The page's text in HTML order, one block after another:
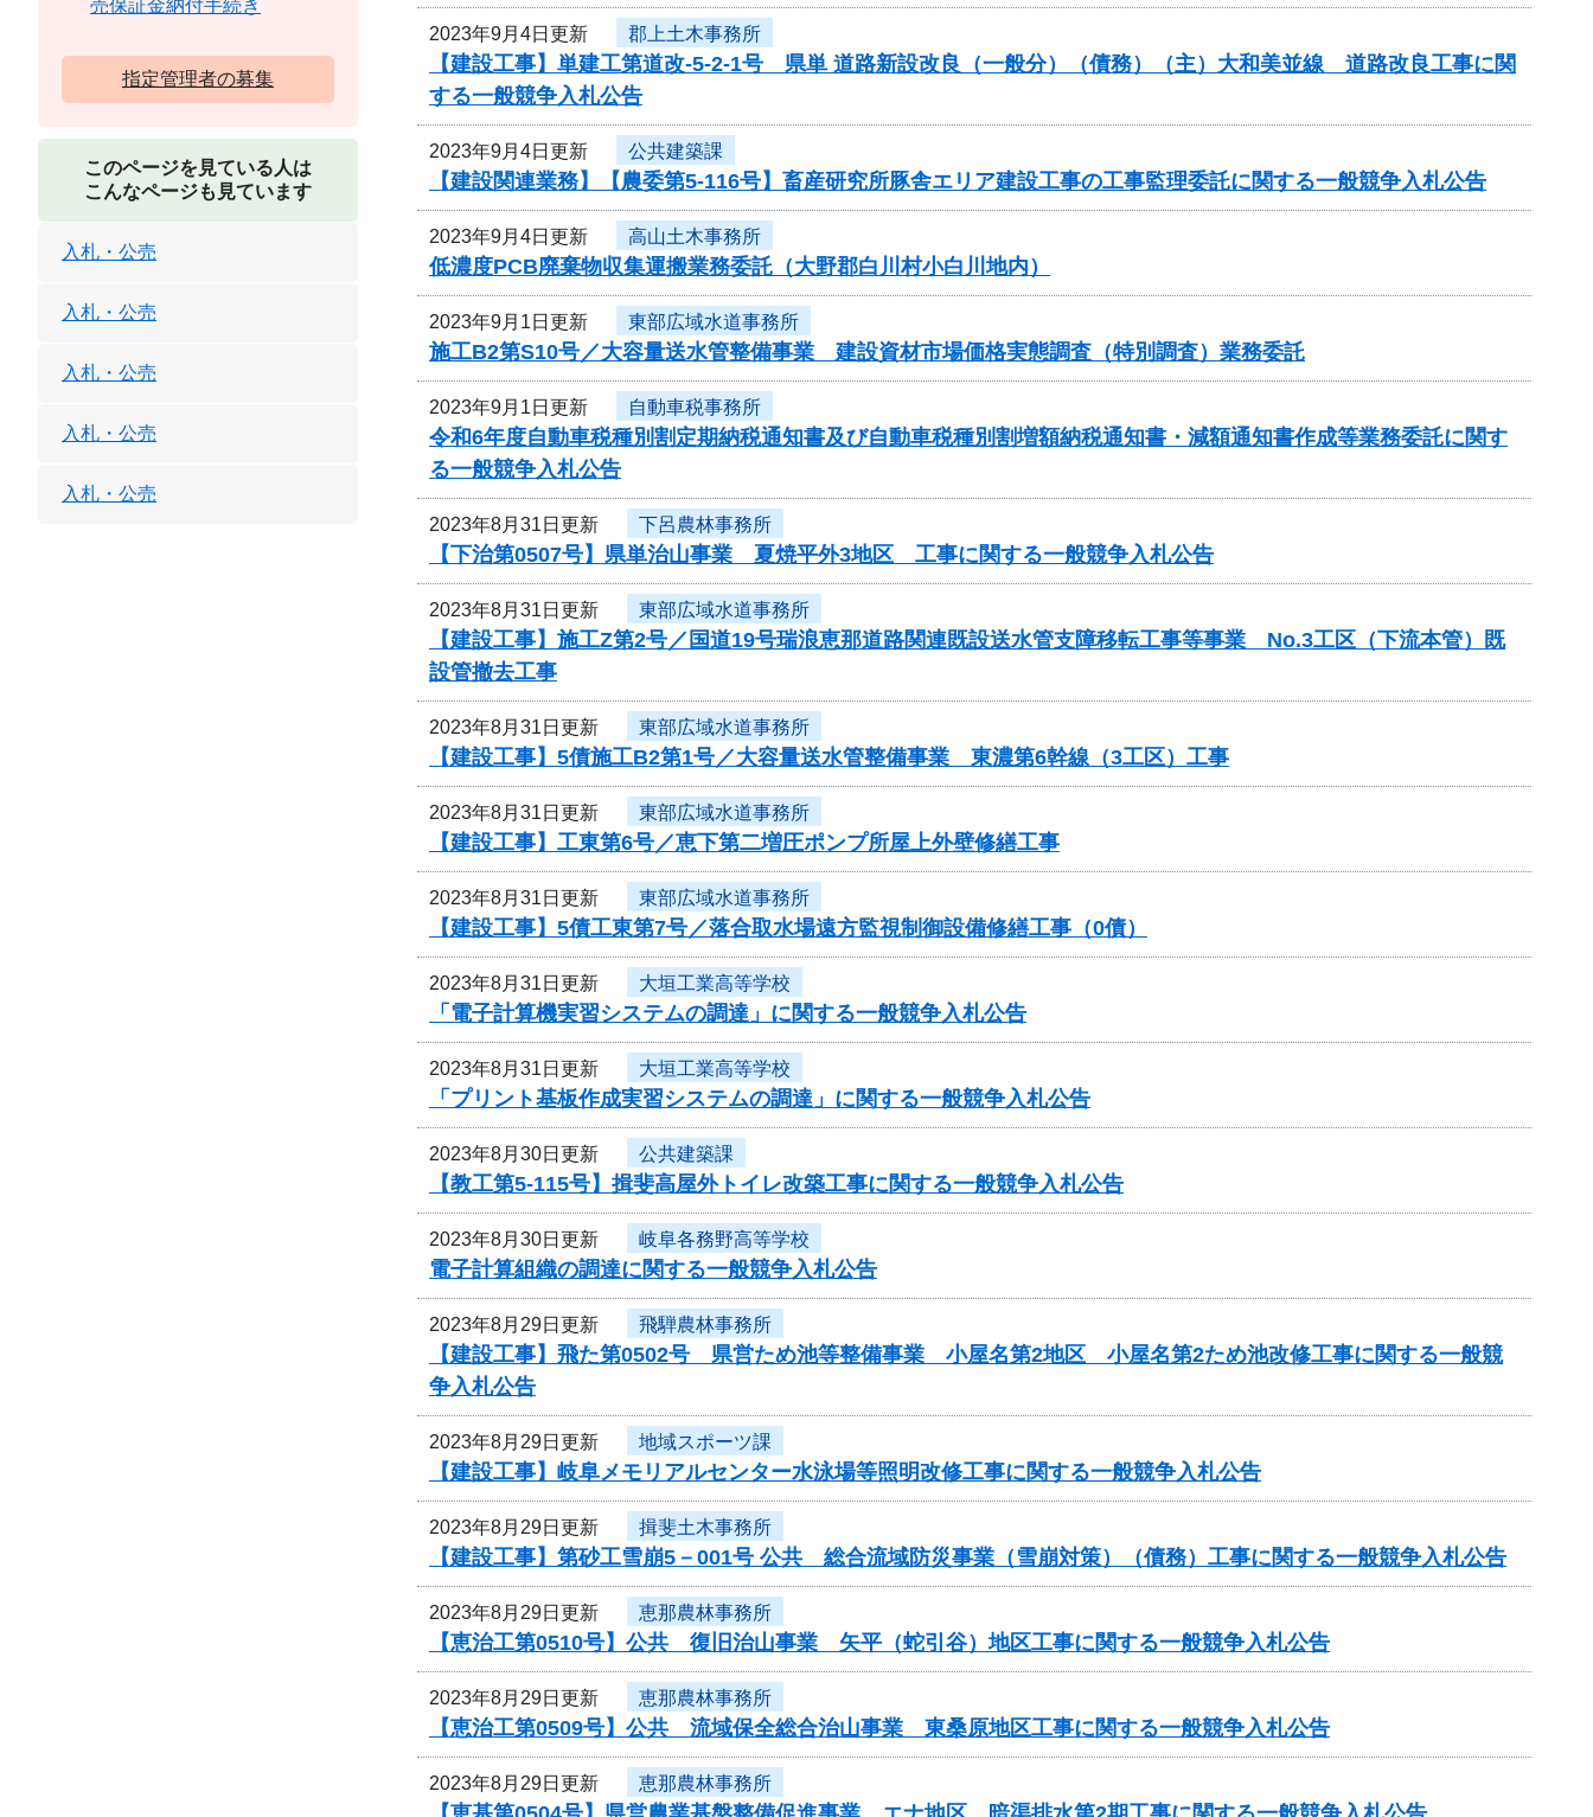
2023年9月4日更新 郡上土木事務所
【建設工事】単建工第道改-5-2-1号 県単 道路新設改良（一般分）（債務）（主）大和美並線 道路改良工事に関
する一般競争入札公告
2023年9月4日更新 公共建築課
【建設関連業務】【農委第5-116号】畜産研究所豚舎エリア建設工事の工事監理委託に関する一般競争入札公告
2023年9月4日更新 高山土木事務所
低濃度PCB廃棄物収集運搬業務委託（大野郡白川村小白川地内）
2023年9月1日更新 東部広域水道事務所
施工B2第S10号／大容量送水管整備事業 建設資材市場価格実態調査（特別調査）業務委託
2023年9月1日更新 自動車税事務所
令和6年度自動車税種別割定期納税通知書及び自動車税種別割増額納税通知書・減額通知書作成等業務委託に関す
る一般競争入札公告
2023年8月31日更新 下呂農林事務所
【下治第0507号】県単治山事業 夏焼平外3地区 工事に関する一般競争入札公告
2023年8月31日更新 東部広域水道事務所
【建設工事】施工Z第2号／国道19号瑞浪恵那道路関連既設送水管支障移転工事等事業 No.3工区（下流本管）既
設管撤去工事
2023年8月31日更新 東部広域水道事務所
【建設工事】5債施工B2第1号／大容量送水管整備事業 東濃第6幹線（3工区）工事
2023年8月31日更新 東部広域水道事務所
【建設工事】工東第6号／恵下第二増圧ポンプ所屋上外壁修繕工事
2023年8月31日更新 東部広域水道事務所
【建設工事】5債工東第7号／落合取水場遠方監視制御設備修繕工事（0債）
2023年8月31日更新 大垣工業高等学校
「電子計算機実習システムの調達」に関する一般競争入札公告
2023年8月31日更新 大垣工業高等学校
「プリント基板作成実習システムの調達」に関する一般競争入札公告
2023年8月30日更新 公共建築課
【教工第5-115号】揖斐高屋外トイレ改築工事に関する一般競争入札公告
2023年8月30日更新 岐阜各務野高等学校
電子計算組織の調達に関する一般競争入札公告
2023年8月29日更新 飛騨農林事務所
【建設工事】飛た第0502号 県営ため池等整備事業 小屋名第2地区 小屋名第2ため池改修工事に関する一般競
争入札公告
2023年8月29日更新 地域スポーツ課
【建設工事】岐阜メモリアルセンター水泳場等照明改修工事に関する一般競争入札公告
2023年8月29日更新 揖斐土木事務所
【建設工事】第砂工雪崩5－001号 公共 総合流域防災事業（雪崩対策）（債務）工事に関する一般競争入札公告
2023年8月29日更新 恵那農林事務所
【恵治工第0510号】公共 復旧治山事業 矢平（蛇引谷）地区工事に関する一般競争入札公告
2023年8月29日更新 恵那農林事務所
【恵治工第0509号】公共 流域保全総合治山事業 東桑原地区工事に関する一般競争入札公告
2023年8月29日更新 恵那農林事務所
売保証金納付手続き
指定管理者の募集
このページを見ている人は
こんなページも見ています
入札・公売
入札・公売
入札・公売
入札・公売
入札・公売